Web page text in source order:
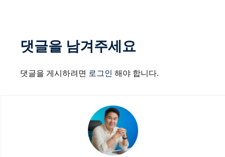
댓글을 남겨주세요
댓글을 게시하려면 로그인 해야 합니다.